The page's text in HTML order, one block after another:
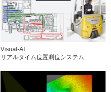
Visual-AI
リアルタイム位置測位システム